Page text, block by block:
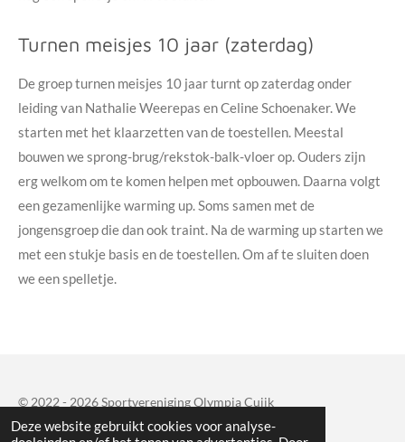
Deze website gebruikt cookies voor analyse-
Turnen meisjes 10 jaar (zaterdag)
De groep turnen meisjes 10 jaar turnt op zaterdag onder
leiding van Nathalie Weerepas en Celine Schoenaker. We
starten met het klaarzetten van de toestellen. Meestal
bouwen we sprong-brug/rekstok-balk-vloer op. Ouders zijn
erg welkom om te komen helpen met opbouwen. Daarna volgt
een gezamenlijke warming up. Soms samen met de
jongensgroep die dan ook traint. Na de warming up starten we
met een stukje basis en de toestellen. Om af te sluiten doen
we een spelletje.
© 2022 - 2026 Sportvereniging Olympia Cuijk
Powered byJouwWeb